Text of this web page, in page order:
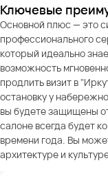
Ключевые
Основной плюс — это
профессионального
который идеально
возможность
продлить визит в
остановку у
вы будете защищены
салоне всегда будет
времени года. Вы
архитектуре и